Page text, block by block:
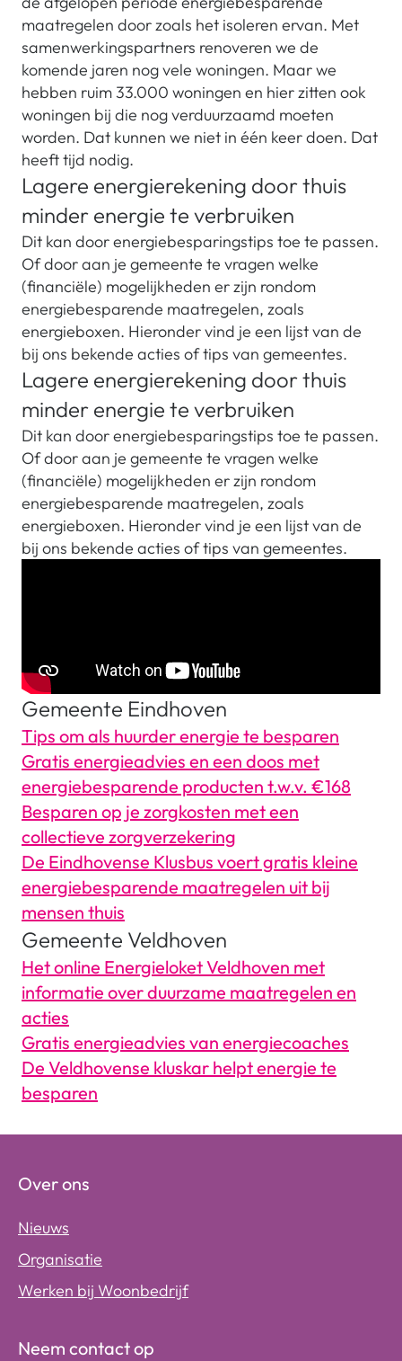
maatregelen door zoals het isoleren ervan. Met
samenwerkingspartners renoveren we de
komende jaren nog vele woningen. Maar we
hebben ruim 33.000 woningen en hier zitten ook
woningen bij die nog verduurzaamd moeten
worden. Dat kunnen we niet in één keer doen. Dat
heeft tijd nodig.
Lagere energierekening door thuis
minder energie te verbruiken
Dit kan door energiebesparingstips toe te passen.
Of door aan je gemeente te vragen welke
(financiële) mogelijkheden er zijn rondom
energiebesparende maatregelen, zoals
energieboxen. Hieronder vind je een lijst van de
bij ons bekende acties of tips van gemeentes.
Lagere energierekening door thuis
minder energie te verbruiken
Dit kan door energiebesparingstips toe te passen.
Of door aan je gemeente te vragen welke
(financiële) mogelijkheden er zijn rondom
energiebesparende maatregelen, zoals
energieboxen. Hieronder vind je een lijst van de
bij ons bekende acties of tips van gemeentes.
Gemeente Eindhoven
Tips om als huurder energie te besparen
Gratis energieadvies en een doos met
energiebesparende producten t.w.v. €168
Besparen op je zorgkosten met een
collectieve zorgverzekering
De Eindhovense Klusbus voert gratis kleine
energiebesparende maatregelen uit bij
mensen thuis
Gemeente Veldhoven
Het online Energieloket Veldhoven met
informatie over duurzame maatregelen en
acties
Gratis energieadvies van energiecoaches
De Veldhovense kluskar helpt energie te
besparen
Over ons
Nieuws
Organisatie
Werken bij Woonbedrijf
Neem contact op